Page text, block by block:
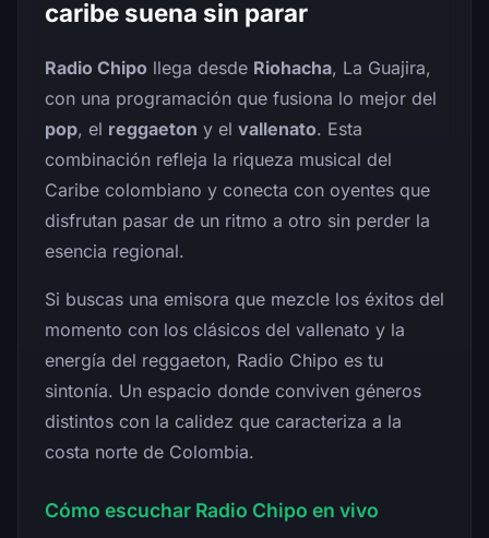
caribe suena sin parar
Radio Chipo llega desde Riohacha, La Guajira,
con una programación que fusiona lo mejor del
pop, el reggaeton y el vallenato. Esta
combinación refleja la riqueza musical del
Caribe colombiano y conecta con oyentes que
disfrutan pasar de un ritmo a otro sin perder la
esencia regional.
Si buscas una emisora que mezcle los éxitos del
momento con los clásicos del vallenato y la
energía del reggaeton, Radio Chipo es tu
sintonía. Un espacio donde conviven géneros
distintos con la calidez que caracteriza a la
costa norte de Colombia.
Cómo escuchar Radio Chipo en vivo